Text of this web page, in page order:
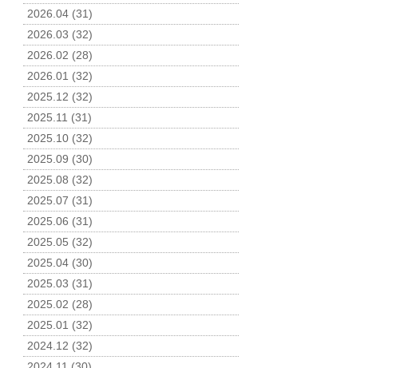
2026.04 (31)
2026.03 (32)
2026.02 (28)
2026.01 (32)
2025.12 (32)
2025.11 (31)
2025.10 (32)
2025.09 (30)
2025.08 (32)
2025.07 (31)
2025.06 (31)
2025.05 (32)
2025.04 (30)
2025.03 (31)
2025.02 (28)
2025.01 (32)
2024.12 (32)